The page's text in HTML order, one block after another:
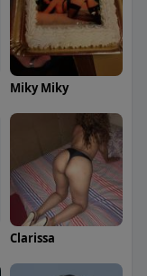
Miky Miky
Clarissa